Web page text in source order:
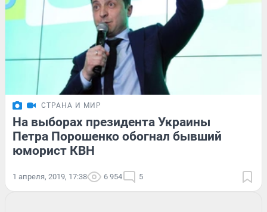
СТРАНА И МИР
На выборах президента Украины
Петра Порошенко обогнал бывший
юморист КВН
1 апреля, 2019, 17:38 6 954 5